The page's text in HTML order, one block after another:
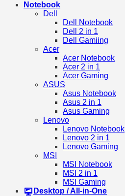
Notebook
Dell
Dell Notebook
Dell 2 in 1
Dell Gamiing
Acer
Acer Notebook
Acer 2 in 1
Acer Gaming
ASUS
Asus Notebook
Asus 2 in 1
Asus Gaming
Lenovo
Lenovo Notebook
Lenovo 2 in 1
Lenovo Gaming
MSI
MSI Notebook
MSI 2 in 1
MSI Gaming
Desktop / All-in-One